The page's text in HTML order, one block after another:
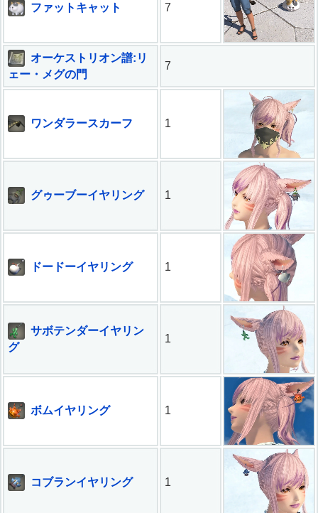
ファットキャット 7
オーケストリオン譜:リ
ェー・メグの門
7
ワンダラースカーフ 1
グゥーブーイヤリング 1
ドードーイヤリング 1
サボテンダーイヤリン
グ
1
ボムイヤリング 1
コブランイヤリング 1